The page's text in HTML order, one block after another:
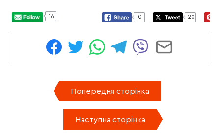
16 0 20
Попередня сторінка
Наступна сторінка